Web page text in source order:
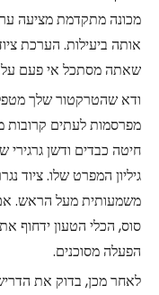
מכונה מתקדמת מציעה
אותה ביעילות. הערכת
שאתה מסתכל אי פעם על
ודא שהטרקטור שלך
מפרסמות לעתים קרובות
חיטה כבדים ודשן
גיליון המפרט שלו. ציוד
משמעותית מעל הראש.
סוס, הכלי הטעון ידחוף
הפעלה מסוכנים.